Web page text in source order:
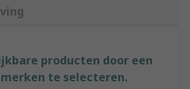
producten door een
te selecteren.